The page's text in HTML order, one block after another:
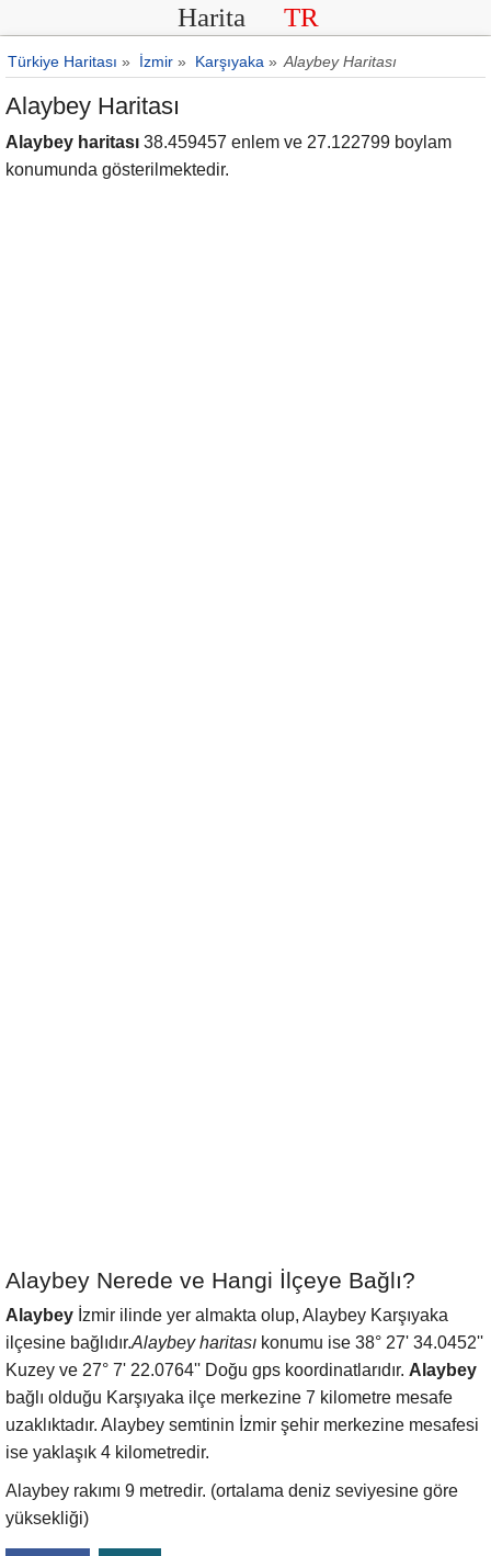
Harita TR
Türkiye Haritası » İzmir » Karşıyaka » Alaybey Haritası
Alaybey Haritası
Alaybey haritası 38.459457 enlem ve 27.122799 boylam
konumunda gösterilmektedir.
Alaybey Nerede ve Hangi İlçeye Bağlı?
Alaybey İzmir ilinde yer almakta olup, Alaybey Karşıyaka
ilçesine bağlıdır.Alaybey haritası konumu ise 38° 27' 34.0452''
Kuzey ve 27° 7' 22.0764'' Doğu gps koordinatlarıdır. Alaybey
bağlı olduğu Karşıyaka ilçe merkezine 7 kilometre mesafe
uzaklıktadır. Alaybey semtinin İzmir şehir merkezine mesafesi
ise yaklaşık 4 kilometredir.
Alaybey rakımı 9 metredir. (ortalama deniz seviyesine göre
yüksekliği)